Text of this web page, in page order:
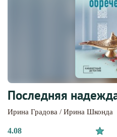
Последняя
Ирина Градова / Ирина Шконда
4.08